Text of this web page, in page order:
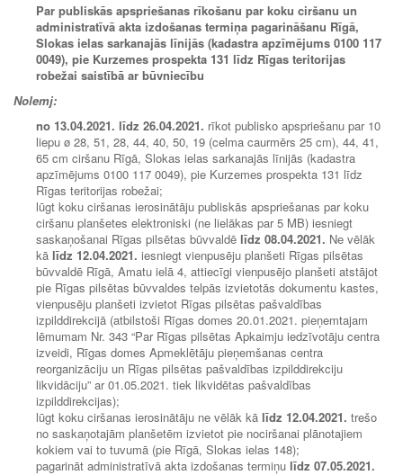
Par publiskās apspriešanas rīkošanu par koku ciršanu un
administratīvā akta izdošanas termiņa pagarināšanu Rīgā,
Slokas ielas sarkanajās līnijās (kadastra apzīmējums 0100 117
0049), pie Kurzemes prospekta 131 līdz Rīgas teritorijas
robežai saistībā ar būvniecību
Nolemj:
no 13.04.2021. līdz 26.04.2021. rīkot publisko apspriešanu par 10
liepu ø 28, 51, 28, 44, 40, 50, 19 (celma caurmērs 25 cm), 44, 41,
65 cm ciršanu Rīgā, Slokas ielas sarkanajās līnijās (kadastra
apzīmējums 0100 117 0049), pie Kurzemes prospekta 131 līdz
Rīgas teritorijas robežai;
lūgt koku ciršanas ierosinātāju publiskās apspriešanas par koku
ciršanu planšetes elektroniski (ne lielākas par 5 MB) iesniegt
saskaņošanai Rīgas pilsētas būvvaldē līdz 08.04.2021. Ne vēlāk
kā līdz 12.04.2021. iesniegt vienpusēju planšeti Rīgas pilsētas
būvvaldē Rīgā, Amatu ielā 4, attiecīgi vienpusējo planšeti atstājot
pie Rīgas pilsētas būvvaldes telpās izvietotās dokumentu kastes,
vienpusēju planšeti izvietot Rīgas pilsētas pašvaldības
izpilddirekcijā (atbilstoši Rīgas domes 20.01.2021. pieņemtajam
lēmumam Nr. 343 “Par Rīgas pilsētas Apkaimju iedzīvotāju centra
izveidi, Rīgas domes Apmeklētāju pieņemšanas centra
reorganizāciju un Rīgas pilsētas pašvaldības izpilddirekciju
likvidāciju” ar 01.05.2021. tiek likvidētas pašvaldības
izpilddirekcijas);
lūgt koku ciršanas ierosinātāju ne vēlāk kā līdz 12.04.2021. trešo
no saskaņotajām planšetēm izvietot pie nociršanai plānotajiem
kokiem vai to tuvumā (pie Rīgā, Slokas ielas 148);
pagarināt administratīvā akta izdošanas termiņu līdz 07.05.2021.